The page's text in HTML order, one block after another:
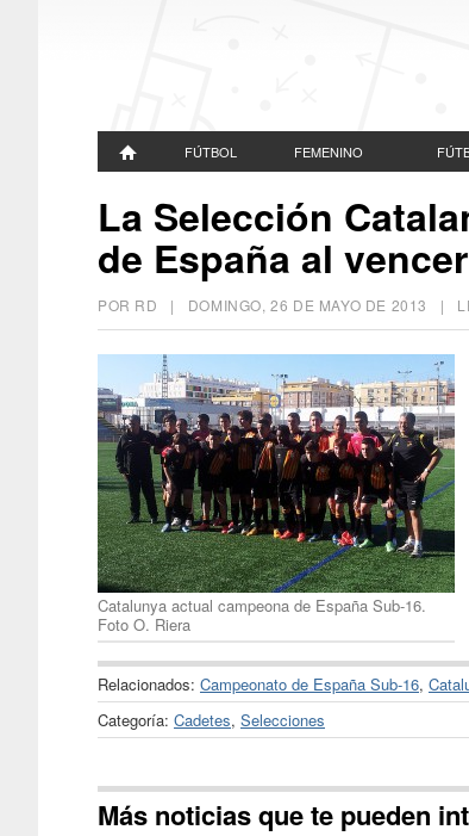
FÚTBOL FEMENINO
La Selección
de España al
POR RD | DOMINGO, 26 DE MAYO DE 2013 |
Catalunya actual campeona de España Sub-16.
Foto O. Riera
Relacionados: Campeonato de España Sub-16,
Categoría: Cadetes, Selecciones
Más noticias que te pueden